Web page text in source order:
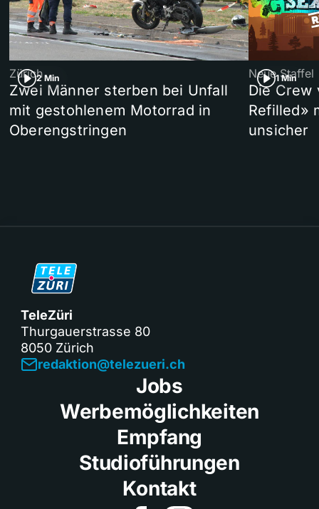
2 Min
Zürich
Zwei Männer sterben bei Unfall
mit gestohlenem Motorrad in
Oberengstringen
1 Min
Neue Staffel
Die Crew
Refilled»
unsicher
TeleZüri
Thurgauerstrasse 80
8050 Zürich
redaktion@telezueri.ch
Jobs
Werbemöglichkeiten
Empfang
Studioführungen
Kontakt